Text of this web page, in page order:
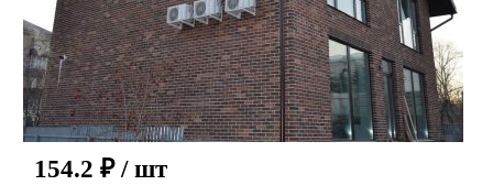
154.2 ₽ / шт